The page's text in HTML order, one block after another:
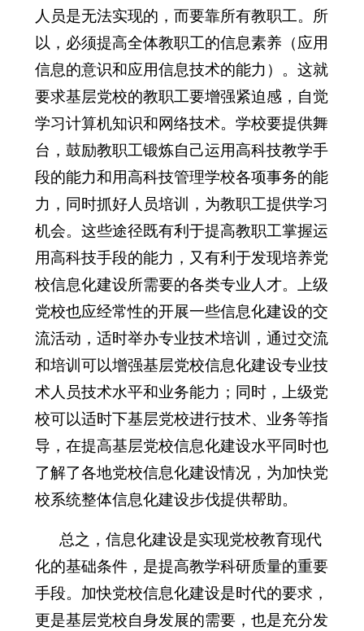
人员是无法实现的，而要靠所有教职工。所
以，必须提高全体教职工的信息素养（应用
信息的意识和应用信息技术的能力）。这就
要求基层党校的教职工要增强紧迫感，自觉
学习计算机知识和网络技术。学校要提供舞
台，鼓励教职工锻炼自己运用高科技教学手
段的能力和用高科技管理学校各项事务的能
力，同时抓好人员培训，为教职工提供学习
机会。这些途径既有利于提高教职工掌握运
用高科技手段的能力，又有利于发现培养党
校信息化建设所需要的各类专业人才。上级
党校也应经常性的开展一些信息化建设的交
流活动，适时举办专业技术培训，通过交流
和培训可以增强基层党校信息化建设专业技
术人员技术水平和业务能力；同时，上级党
校可以适时下基层党校进行技术、业务等指
导，在提高基层党校信息化建设水平同时也
了解了各地党校信息化建设情况，为加快党
校系统整体信息化建设步伐提供帮助。
总之，信息化建设是实现党校教育现代
化的基础条件，是提高教学科研质量的重要
手段。加快党校信息化建设是时代的要求，
更是基层党校自身发展的需要，也是充分发